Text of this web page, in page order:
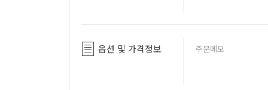
옵션 및 가격정보 주문메모